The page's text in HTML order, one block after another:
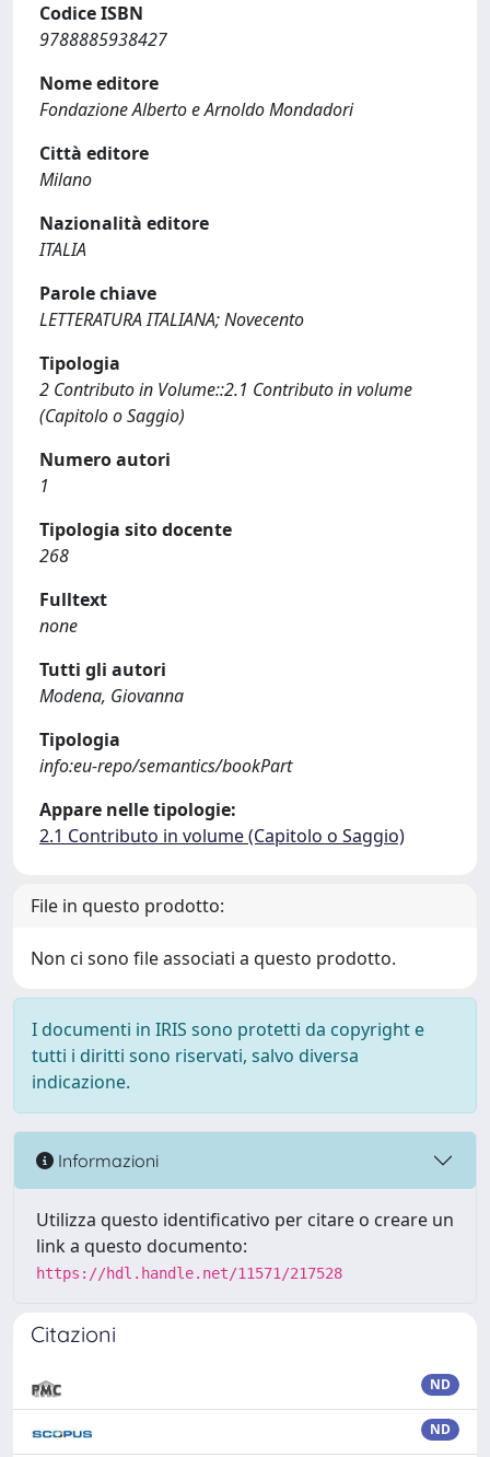
Codice ISBN
9788885938427
Nome editore
Fondazione Alberto e Arnoldo Mondadori
Città editore
Milano
Nazionalità editore
ITALIA
Parole chiave
LETTERATURA ITALIANA; Novecento
Tipologia
2 Contributo in Volume::2.1 Contributo in volume
(Capitolo o Saggio)
Numero autori
1
Tipologia sito docente
268
Fulltext
none
Tutti gli autori
Modena, Giovanna
Tipologia
info:eu-repo/semantics/bookPart
Appare nelle tipologie:
2.1 Contributo in volume (Capitolo o Saggio)
File in questo prodotto:
Non ci sono file associati a questo prodotto.
I documenti in IRIS sono protetti da copyright e
tutti i diritti sono riservati, salvo diversa
indicazione.
Informazioni
Utilizza questo identificativo per citare o creare un
link a questo documento:
https://hdl.handle.net/11571/217528
Citazioni
ND
ND